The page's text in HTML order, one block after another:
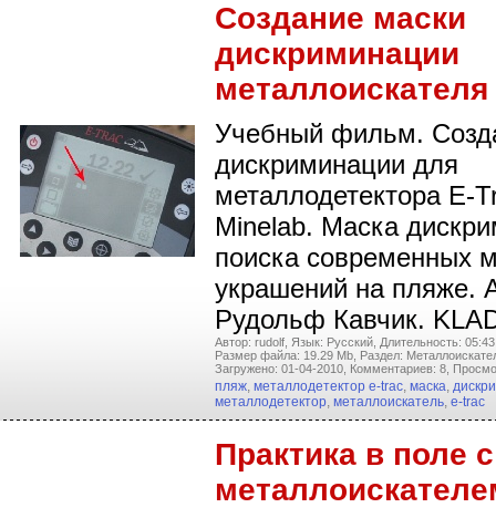
Создание маски
дискриминации
металлоискателя
Учебный фильм.
дискриминации для
металлодетектора
Minelab. Маска
поиска современных
украшений на пляже.
Рудольф Кавчик.
Автор: rudolf, Язык: Русский, Длительность:
Размер файла: 19.29 Mb, Раздел:
Загружено: 01-04-2010, Комментариев: 8,
пляж, металлодетектор e-trac, маска,
металлодетектор, металлоискатель, e-trac
Практика в поле с